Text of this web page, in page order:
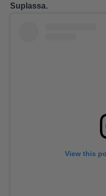
Suplassa.
View this